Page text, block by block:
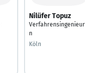
Nilüfer Topuz
n
Köln